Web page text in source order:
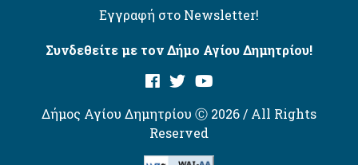
Εγγραφή στο Newsletter!
Συνδεθείτε με τον Δήμο Αγίου Δημητρίου!
Δήμος Αγίου Δημητρίου Ⓒ 2026 / All Rights
Reserved